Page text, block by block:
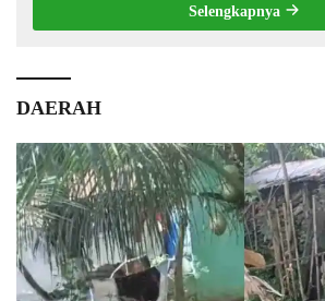
Selengkapnya
DAERAH